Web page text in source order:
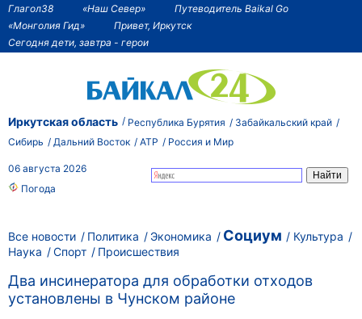
Глагол38 «Наш Север»
Путеводитель Baikal Go
«Монголия Гид»
Привет, Иркутск
Сегодня дети, завтра - герои
Иркутская область Республика Бурятия
Забайкальский край
Сибирь
Дальний Восток АТР Россия и Мир
06 августа 2026
Погода
Все новости Политика Экономика Социум
Культура
Наука
Спорт Происшествия
Два инсинератора для обработки отходов
установлены в Чунском районе